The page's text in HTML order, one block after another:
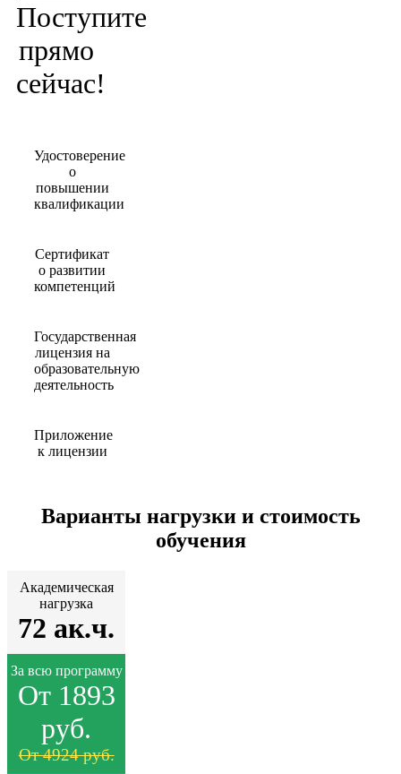
Поступите
прямо
сейчас!
Удостоверение
о
повышении
квалификации
Сертификат
о развитии
компетенций
Государственная
лицензия на
образовательную
деятельность
Приложение
к лицензии
Варианты нагрузки и стоимость
обучения
Академическая
нагрузка
72 ак.ч.
За всю программу
От 1893
руб.
От 4924 руб.